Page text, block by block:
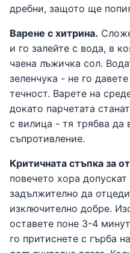
дребни, защото ще
Варене с хитрина.
и го залейте с вода, в
чаена лъжичка сол.
зеленчука - не го
течност. Варете на
докато парчетата
с вилица - тя трябва да
съпротивление.
Критичната стъпка за
повечето хора
задължително да
изключително добре.
оставете поне 3-4
го притиснете с гърба